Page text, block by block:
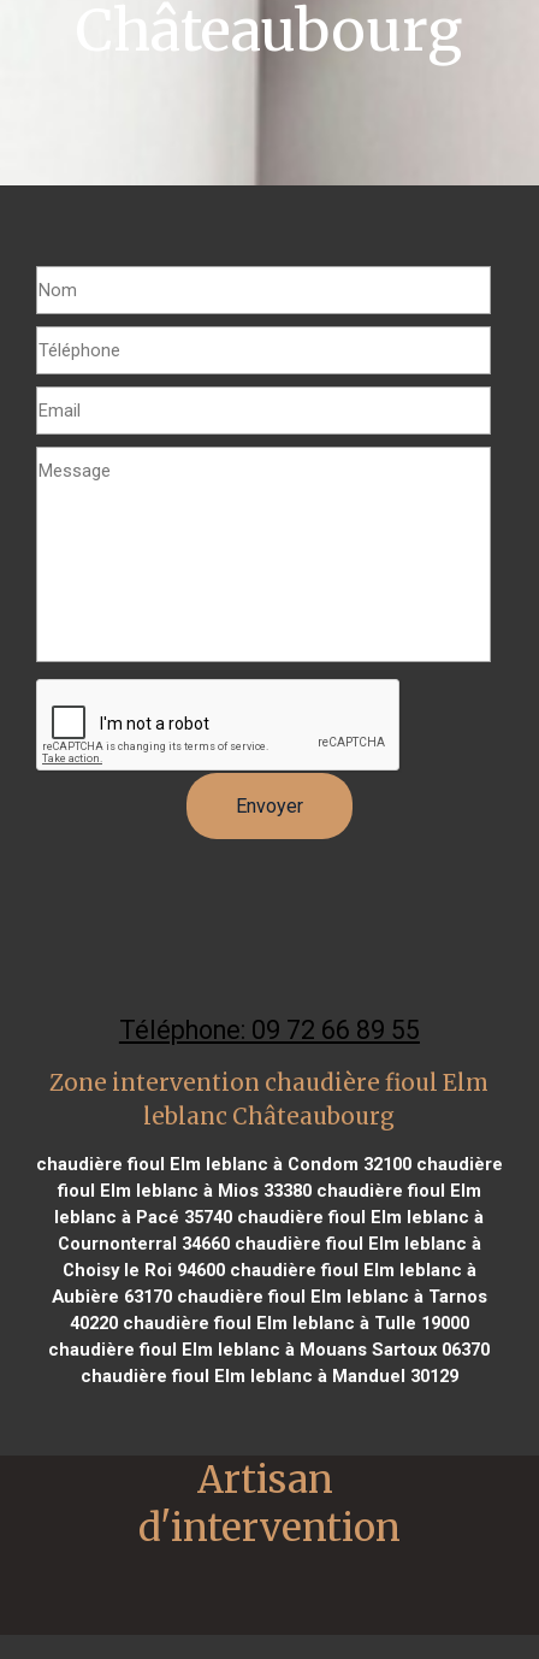
Châteaubourg
Téléphone: 09 72 66 89 55
Zone intervention chaudière fioul Elm
leblanc Châteaubourg
chaudière fioul Elm leblanc à Condom 32100chaudière
fioul Elm leblanc à Mios 33380chaudière fioul Elm
leblanc à Pacé 35740 chaudière fioul Elm leblanc à
Cournonterral 34660chaudière fioul Elm leblanc à
Choisy le Roi 94600chaudière fioul Elm leblanc à
Aubière 63170chaudière fioul Elm leblanc à Tarnos
40220chaudière fioul Elm leblanc à Tulle 19000
chaudière fioul Elm leblanc à Mouans Sartoux 06370
chaudière fioul Elm leblanc à Manduel 30129
Artisan
d'intervention